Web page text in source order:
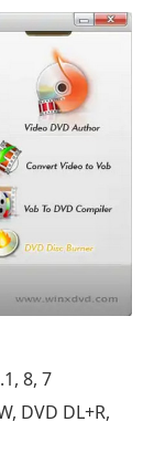
8, 7
DVD DL+R,